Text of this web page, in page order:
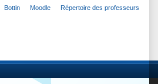
Bottin Moodle Répertoire des professeurs